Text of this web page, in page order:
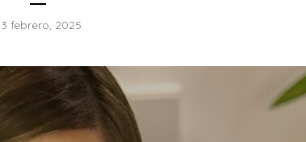
febrero, 2025